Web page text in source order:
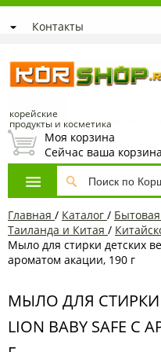
Контакты
корейские
продукты и косметика
Моя корзина
Сейчас ваша
Главная / Каталог /
Таиланда и Китая /
Мыло для стирки детских
ароматом акации, 190 г
МЫЛО ДЛЯ СТИРКИ
LION BABY SAFE